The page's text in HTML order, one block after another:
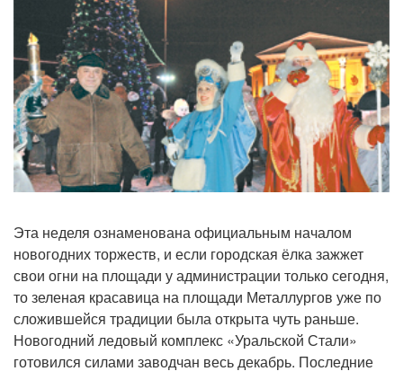
Эта неделя ознаменована официальным началом
новогодних торжеств, и если городская ёлка зажжет
свои огни на площади у администрации только сегодня,
то зеленая красавица на площади Металлургов уже по
сложившейся традиции была открыта чуть раньше.
Новогодний ледовый комплекс «Уральской Стали»
готовился силами заводчан весь декабрь. Последние